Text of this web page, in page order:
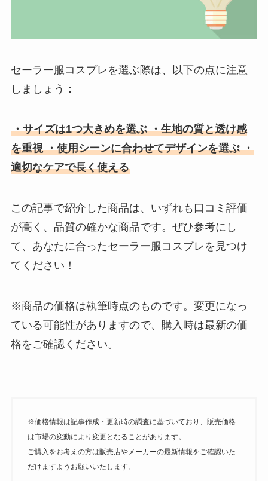
セーラー服コスプレを選ぶ際は、以下の点に注意
しましょう：
・サイズは1つ大きめを選ぶ ・生地の質と透け感
を重視 ・使用シーンに合わせてデザインを選ぶ ・
適切なケアで長く使える
この記事で紹介した商品は、いずれも口コミ評価
が高く、品質の確かな商品です。ぜひ参考にし
て、あなたに合ったセーラー服コスプレを見つけ
てください！
※商品の価格は執筆時点のものです。変更になっ
ている可能性がありますので、購入時は最新の価
格をご確認ください。
※価格情報は記事作成・更新時の調査に基づいており、販売価格
は市場の変動により変更となることがあります。
ご購入をお考えの方は販売店やメーカーの最新情報をご確認いた
だけますようお願いいたします。